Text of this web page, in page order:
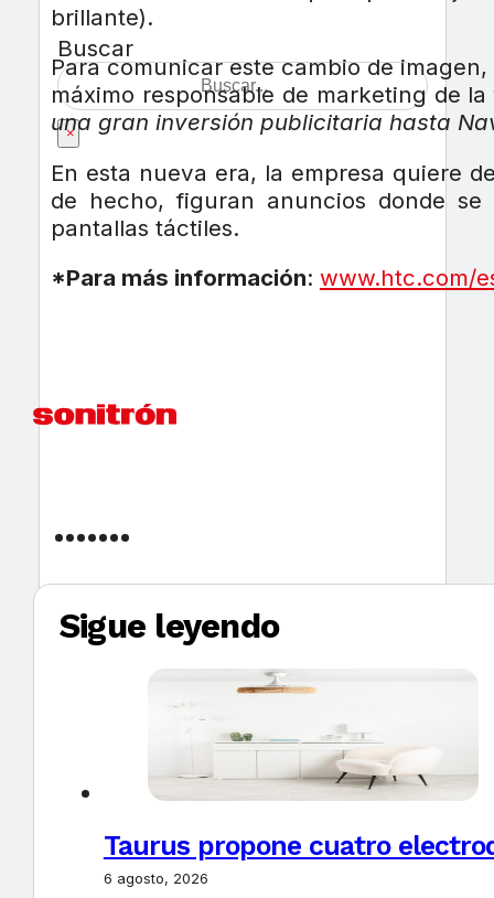
Buscar
×
brillante).
Para comunicar este cambio de
máximo responsable de marketing de
una gran inversión publicitaria hasta
En esta nueva era, la empresa quiere
de hecho, figuran anuncios donde
pantallas táctiles.
*Para más información: www.htc.com/
Sigue leyendo
Taurus propone cuatro
6 agosto, 2026